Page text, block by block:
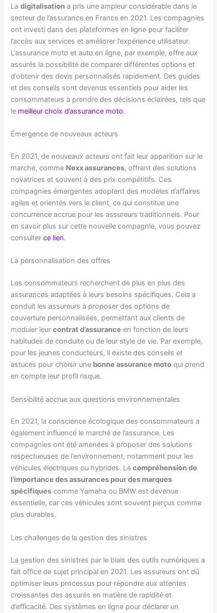
Ladigitalisation a pris une ampleur considérable dans le
secteur de l’assurance en France en 2021. Les compagnies
ont investi dans des plateformes en ligne pour faciliter
l’accès aux services et améliorer l’expérience utilisateur.
L’assurance moto et auto en ligne, par exemple, offre aux
assurés la possibilité de comparer différentes options et
d’obtenir des devis personnalisés rapidement. Des guides
et des conseils sont devenus essentiels pour aider les
consommateurs à prendre des décisions éclairées, tels que
le meilleur choix d’assurance moto.
Émergence de nouveaux acteurs
En 2021, de nouveaux acteurs ont fait leur apparition sur le
marché, comme Nexx assurances, offrant des solutions
novatrices et souvent à des prix compétitifs. Ces
compagnies émergentes adoptent des modèles d’affaires
agiles et orientés vers le client, ce qui constitue une
concurrence accrue pour les assureurs traditionnels. Pour
en savoir plus sur cette nouvelle compagnie, vous pouvez
consulterce lien.
La personnalisation des offres
Les consommateurs recherchent de plus en plus des
assurances adaptées à leurs besoins spécifiques. Cela a
conduit les assureurs à proposer des options de
couverture personnalisées, permettant aux clients de
moduler leurcontrat d’assurance en fonction de leurs
habitudes de conduite ou de leur style de vie. Par exemple,
pour les jeunes conducteurs, il existe des conseils et
astuces pour choisir une bonne assurance moto qui prend
en compte leur profil risque.
Sensibilité accrue aux questions environnementales
En 2021, la conscience écologique des consommateurs a
également influencé le marché de l’assurance. Les
compagnies ont été amenées à proposer des solutions
respectueuses de l’environnement, notamment pour les
véhicules électriques ou hybrides. Lacompréhension de
l’importance des assurances pour des marques
spécifiques comme Yamaha ou BMW est devenue
essentielle, car ces véhicules sont souvent perçus comme
plus durables.
Les challenges de la gestion des sinistres
La gestion des sinistres par le biais des outils numériques a
fait office de sujet principal en 2021. Les assureurs ont dû
optimiser leurs processus pour répondre aux attentes
croissantes des assurés en matière de rapidité et
d’efficacité. Des systèmes en ligne pour déclarer un